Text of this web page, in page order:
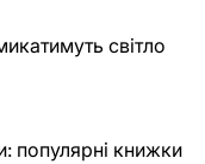
світло
популярні книжки